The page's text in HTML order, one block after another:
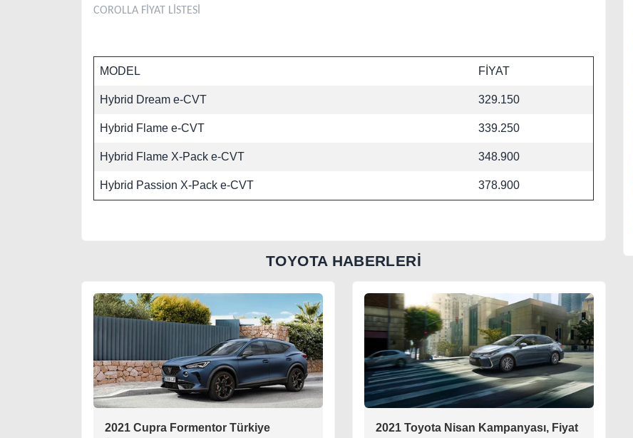
COROLLA FİYAT LİSTESİ
MODEL FİYAT
Hybrid Dream e-CVT 329.150
Hybrid Flame e-CVT 339.250
Hybrid Flame X-Pack e-CVT 348.900
Hybrid Passion X-Pack e-CVT 378.900
TOYOTA HABERLERİ
2021 Cupra Formentor Türkiye
2021 Toyota Nisan Kampanyası, Fiyat